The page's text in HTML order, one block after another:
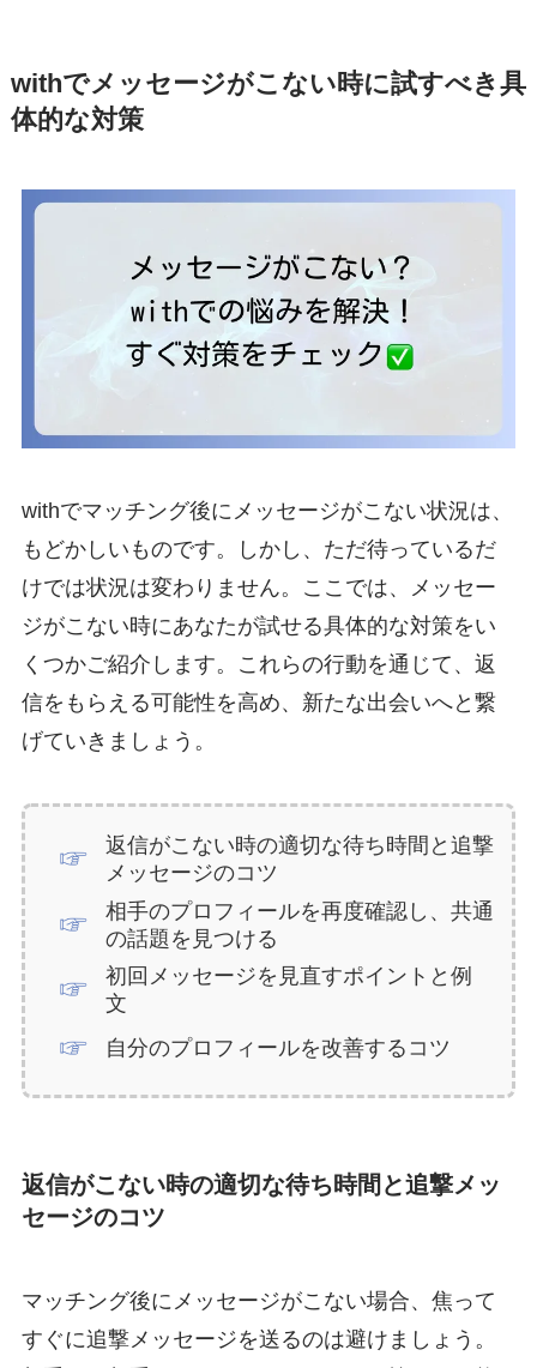
withでメッセージがこない時に試すべき具
体的な対策
withでマッチング後にメッセージがこない状況は、
もどかしいものです。しかし、ただ待っているだ
けでは状況は変わりません。ここでは、メッセー
ジがこない時にあなたが試せる具体的な対策をい
くつかご紹介します。これらの行動を通じて、返
信をもらえる可能性を高め、新たな出会いへと繋
げていきましょう。
返信がこない時の適切な待ち時間と追撃
メッセージのコツ
相手のプロフィールを再度確認し、共通
の話題を見つける
初回メッセージを見直すポイントと例
文
自分のプロフィールを改善するコツ
返信がこない時の適切な待ち時間と追撃メッ
セージのコツ
マッチング後にメッセージがこない場合、焦って
すぐに追撃メッセージを送るのは避けましょう。